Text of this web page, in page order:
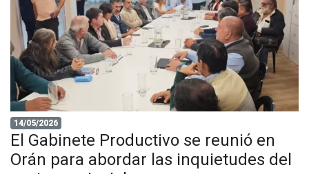
14/05/2026
El Gabinete Productivo se reunió en
Orán para abordar las inquietudes del